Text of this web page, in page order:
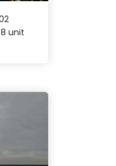
unit